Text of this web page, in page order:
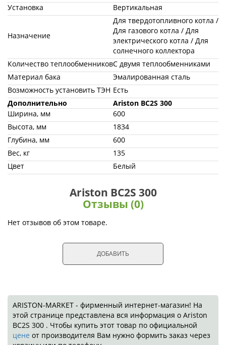
Установка
Вертикальная
Назначение
Для твердотопливного котла /
Для газового котла / Для
электрического котла / Для
солнечного коллектора
Количество теплообменниковС двумя теплообменниками
Материал бака
Эмалированная сталь
Возможность установить ТЭН Есть
Дополнительно
Ariston BC2S 300
Ширина, мм
600
Высота, мм
1834
Глубина, мм
600
Вес, кг
135
Цвет
Белый
Ariston BC2S 300
Отзывы (0)
Нет отзывов об этом товаре.
ДОБАВИТЬ
ARISTON-MARKET - фирменный интернет-магазин! На
этой странице представлена вся информация о Ariston
BC2S 300 . Чтобы купить этот товар по официальной
цене от производителя Вам нужно формить заказ через